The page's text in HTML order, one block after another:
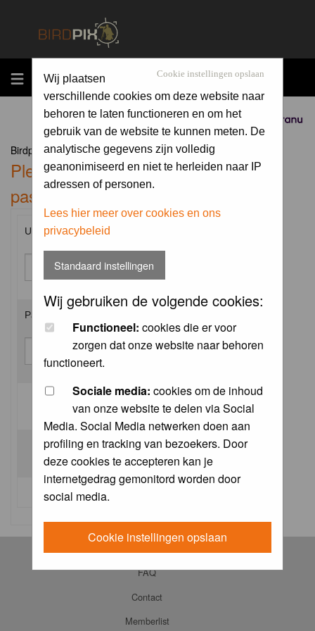
MENU
Sponsored by
Cookie instellingen opslaan
Wij plaatsen
verschillende cookies om deze website naar
behoren te laten functioneren en om het
gebruik van de website te kunnen meten. De
analytische gegevens zijn volledig
geanonimiseerd en niet te herleiden naar IP
adressen of personen.
Lees hier meer over cookies en ons
privacybeleid
Standaard instellingen
Wij gebruiken de volgende cookies:
Functioneel: cookies die er voor
zorgen dat onze website naar behoren
functioneert.
Sociale media: cookies om de inhoud
van onze website te delen via Social
Media. Social Media netwerken doen aan
profiling en tracking van bezoekers. Door
deze cookies te accepteren kan je
internetgedrag gemonitord worden door
social media.
Cookie instellingen opslaan
Birdpix.nl Forum Index
Please enter your username and
password to log in.
Username:
Password:
Log me on automatically each visit:
I forgot my password
FAQ
Contact
Memberlist